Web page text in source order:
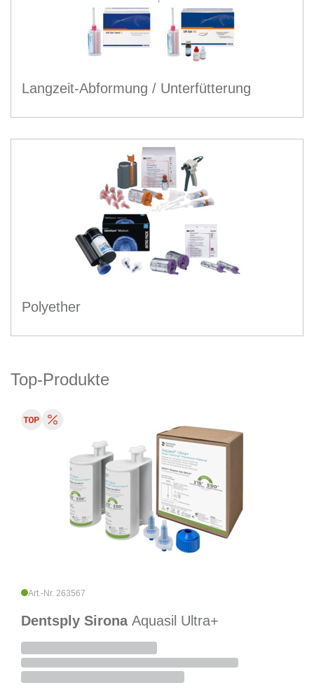
Langzeit-Abformung / Unterfütterung
Polyether
Top-Produkte
Art.-Nr. 263567
Dentsply Sirona Aquasil Ultra+